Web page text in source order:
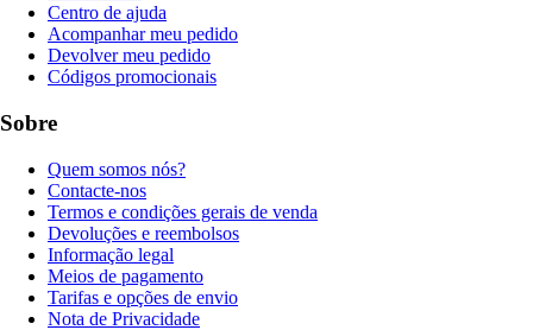
Centro de ajuda
Acompanhar meu pedido
Devolver meu pedido
Códigos promocionais
Sobre
Quem somos nós?
Contacte-nos
Termos e condições gerais de venda
Devoluções e reembolsos
Informação legal
Meios de pagamento
Tarifas e opções de envio
Nota de Privacidade